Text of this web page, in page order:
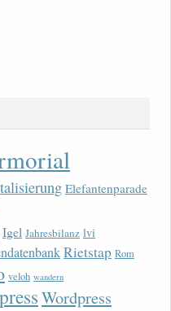
Elefantenparade
Igel Jahresbilanz lvi
Rietstap Rom
veloh wandern
Wordpress